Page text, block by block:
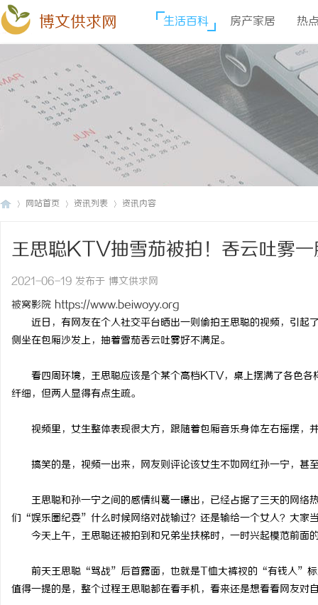
博文供求网 生活百科 房产家居 热
网站首页 资讯列表 资讯内容
王思聪KTV抽雪茄被拍！吞云吐雾
2021-06-19 发布于 博文供求网
被窝影院 https://www.beiwoyy.org
近日，有网友在个人社交平台晒出一则偷拍王思聪的视频，引起
侧坐在包厢沙发上，抽着雪茄吞云吐雾好不满足。
看四周环境，王思聪应该是个某个高档KTV，桌上摆满了各色各
纤细，但两人显得有点生疏。
视频里，女生整体表现很大方，跟随着包厢音乐身体左右摇摆，
搞笑的是，视频一出来，网友则评论该女生不如网红孙一宁，甚
王思聪和孙一宁之间的感情纠葛一曝出，已经占据了三天的网络
们“娱乐圈纪委”什么时候网络对战输过？还是输给一个女人？大家
今天上午，王思聪还被拍到和兄弟坐扶梯时，一时兴起模范前面
前天王思聪“骂战”后首露面，也就是T恤大裤衩的“有钱人”标
值得一提的是，整个过程王思聪都在看手机，看来还是想看看网友